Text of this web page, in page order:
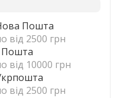
Пошта
від 2500 грн
Пошта
від 10000 грн
від 2500 грн